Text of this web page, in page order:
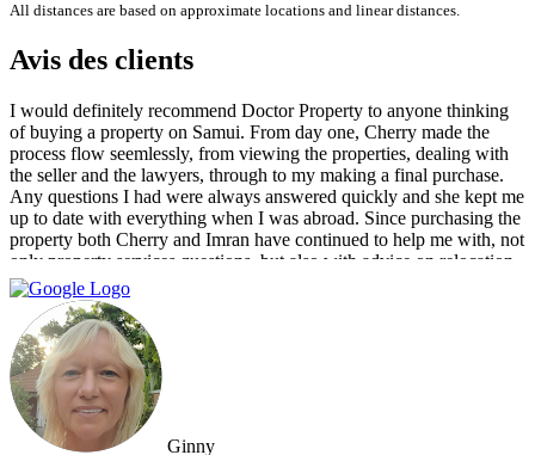
All distances are based on approximate locations and linear distances.
Avis des clients
I would definitely recommend Doctor Property to anyone thinking
of buying a property on Samui. From day one, Cherry made the
process flow seemlessly, from viewing the properties, dealing with
the seller and the lawyers, through to my making a final purchase.
Any questions I had were always answered quickly and she kept me
up to date with everything when I was abroad. Since purchasing the
property both Cherry and Imran have continued to help me with, not
only property services questions, but also with advice on relocation
information. You always feel welcome and they'll always make time
for you.
Ginny